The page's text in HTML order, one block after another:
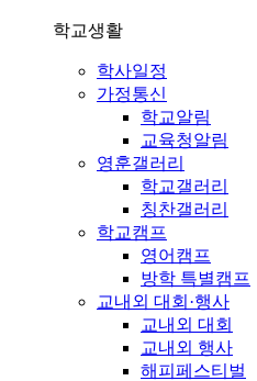
학교생활
학사일정
가정통신
학교알림
교육청알림
영훈갤러리
학교갤러리
칭찬갤러리
학교캠프
영어캠프
방학 특별캠프
교내외 대회·행사
교내외 대회
교내외 행사
해피페스티벌